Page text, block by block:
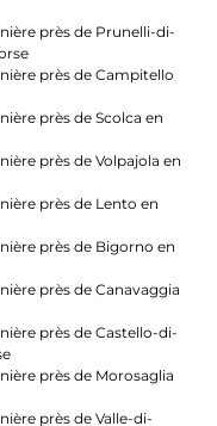
près de Prunelli-di-
près de Campitello
près de Scolca en
près de Volpajola en
près de Lento en
près de Bigorno en
près de Canavaggia
près de Castello-di-
près de Morosaglia
près de Valle-di-